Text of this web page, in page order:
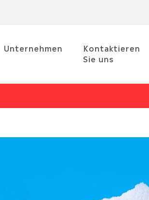
Unternehmen
Kontaktieren
Sie uns